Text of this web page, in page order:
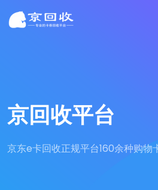
京回收平台
京东e卡回收正规平台160余种购物